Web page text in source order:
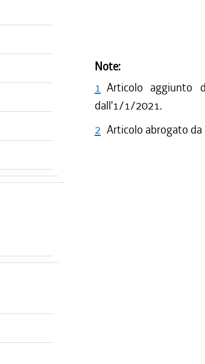
Note:
1 Articolo
dall'1/1/2021.
2 Articolo abrogato